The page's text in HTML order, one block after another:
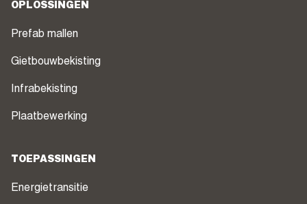
OPLOSSINGEN
Prefab mallen
Gietbouwbekisting
Infrabekisting
Plaatbewerking
TOEPASSINGEN
Energietransitie